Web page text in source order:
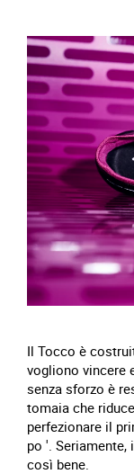
Il Tocco è
vogliono vincere
senza sforzo è
tomaia che
perfezionare il
po '.
così bene.